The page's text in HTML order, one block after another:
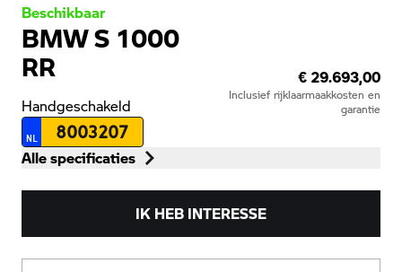
Beschikbaar
BMW S 1000
RR
Handgeschakeld
€ 29.693,00
Inclusief rijklaarmaakkosten en
garantie
NL 8003207
Alle specificaties
IK HEB INTERESSE